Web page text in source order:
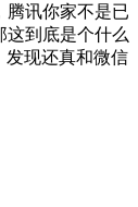
腾讯你家不是已
这到底是个什么
发现还真和微信